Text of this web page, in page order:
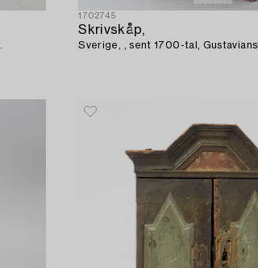
1702745
Skrivskåp,
Sverige, , sent 1700-tal,